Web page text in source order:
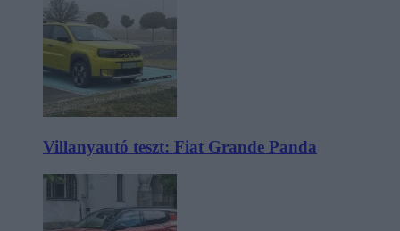
Villanyautó teszt: Fiat Grande Panda